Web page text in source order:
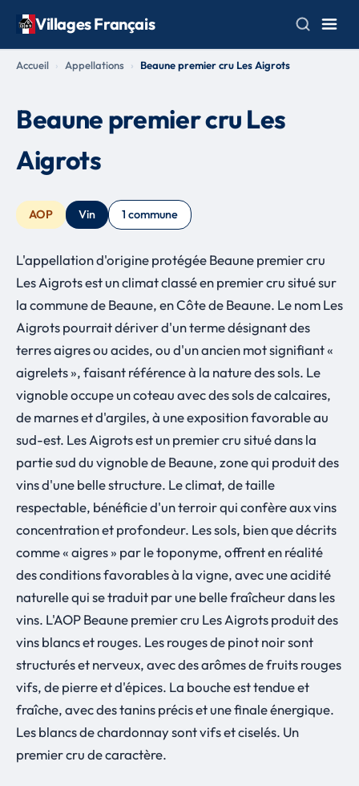
Villages Français
Accueil Appellations Beaune premier cru Les Aigrots
Beaune premier cru Les
Aigrots
AOP Vin 1 commune
L'appellation d'origine protégée Beaune premier cru
Les Aigrots est un climat classé en premier cru situé sur
la commune de Beaune, en Côte de Beaune. Le nom Les
Aigrots pourrait dériver d'un terme désignant des
terres aigres ou acides, ou d'un ancien mot signifiant «
aigrelets », faisant référence à la nature des sols. Le
vignoble occupe un coteau avec des sols de calcaires,
de marnes et d'argiles, à une exposition favorable au
sud-est. Les Aigrots est un premier cru situé dans la
partie sud du vignoble de Beaune, zone qui produit des
vins d'une belle structure. Le climat, de taille
respectable, bénéficie d'un terroir qui confère aux vins
concentration et profondeur. Les sols, bien que décrits
comme « aigres » par le toponyme, offrent en réalité
des conditions favorables à la vigne, avec une acidité
naturelle qui se traduit par une belle fraîcheur dans les
vins. L'AOP Beaune premier cru Les Aigrots produit des
vins blancs et rouges. Les rouges de pinot noir sont
structurés et nerveux, avec des arômes de fruits rouges
vifs, de pierre et d'épices. La bouche est tendue et
fraîche, avec des tanins précis et une finale énergique.
Les blancs de chardonnay sont vifs et ciselés. Un
premier cru de caractère.